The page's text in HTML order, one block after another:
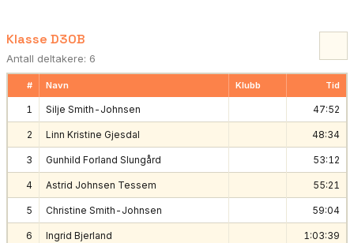
Klasse D30B
Antall deltakere: 6
# Navn Klubb Tid
1 Silje Smith-Johnsen 47:52
2 Linn Kristine Gjesdal 48:34
3 Gunhild Forland Slungård 53:12
4 Astrid Johnsen Tessem 55:21
5 Christine Smith-Johnsen 59:04
6 Ingrid Bjerland 1:03:39